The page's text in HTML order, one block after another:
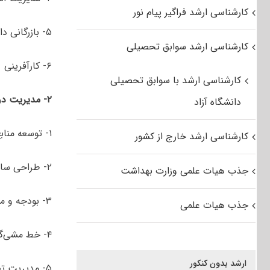
۵- بازرگانی داخلی
۶- کارآفرینی
۲- مدیریت
۱- توسعه منابع انسانی
۲- طراحی سازمان­های دولتی
۳- بودجه و مالیه عمومی
۴- خط مشی‌گذاری عمومی
کارشناسی ارشد فراگیر پیام نور
کارشناسی ارشد سوابق تحصیلی
کارشناسی ارشد با سوابق تحصیلی
دانشگاه آزاد
کارشناسی ارشد خارج از کشور
جذب هیات علمی وزارت بهداشت
جذب هیات علمی
ارشد بدون کنکور